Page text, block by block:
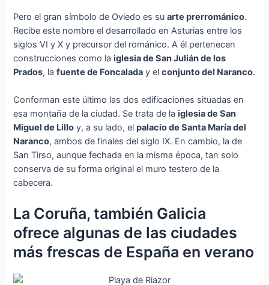
Pero el gran símbolo de Oviedo es suarte prerrománico.
Recibe este nombre el desarrollado en Asturias entre los
siglos VI y X y precursor del románico. A él pertenecen
construcciones como laiglesia de San Julián de los
Prados, lafuente de Foncalada y elconjunto del Naranco.
Conforman este último las dos edificaciones situadas en
esa montaña de la ciudad. Se trata de laiglesia de San
Miguel de Lillo y, a su lado, elpalacio de Santa María del
Naranco, ambos de finales del siglo IX. En cambio, la de
San Tirso, aunque fechada en la misma época, tan solo
conserva de su forma original el muro testero de la
cabecera.
La Coruña, también Galicia
ofrece algunas de las ciudades
más frescas de España en verano